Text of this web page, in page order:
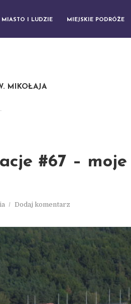
MIASTO I LUDZIE MIEJSKIE PODRÓŻE
MIKOŁAJA
#67 – moje
Dodaj komentarz